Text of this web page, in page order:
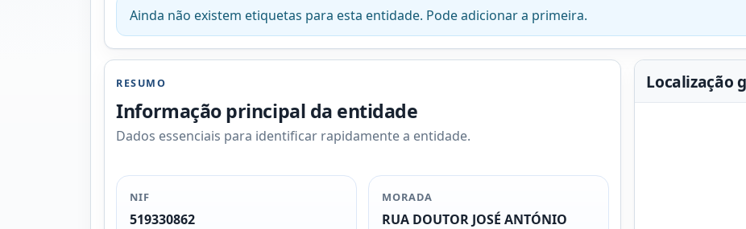
Ainda não existem etiquetas para esta entidade. Pode adicionar a primeira.
RESUMO
Informação principal da entidade
Dados essenciais para identificar rapidamente a entidade.
NIF
519330862
MORADA
RUA DOUTOR JOSÉ ANTÓNIO
Localização